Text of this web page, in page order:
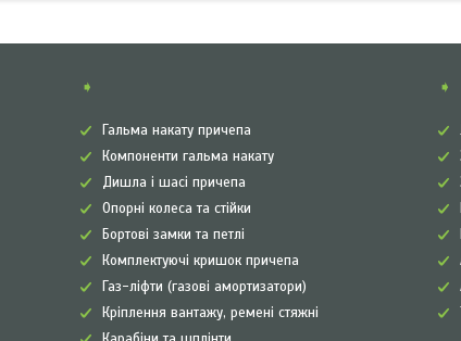
➧
Гальма накату причепа
Компоненти гальма накату
Дишла і шасі причепа
Опорні колеса та стійки
Бортові замки та петлі
Комплектуючі кришок причепа
Газ-ліфти (газові амортизатори)
Кріплення вантажу, ремені стяжні
➧